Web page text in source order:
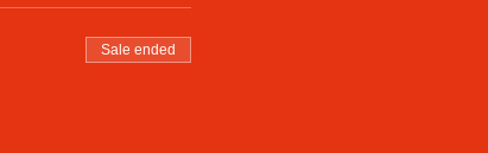
Sale ended